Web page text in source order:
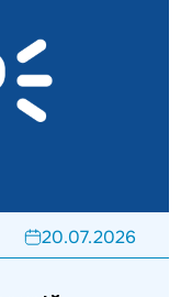
20.07.2026